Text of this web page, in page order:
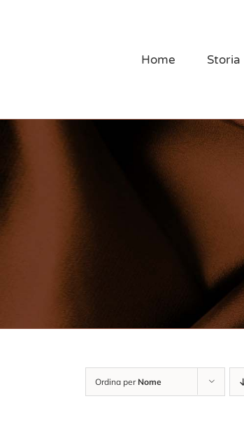
Home Storia
Ordina per Nome